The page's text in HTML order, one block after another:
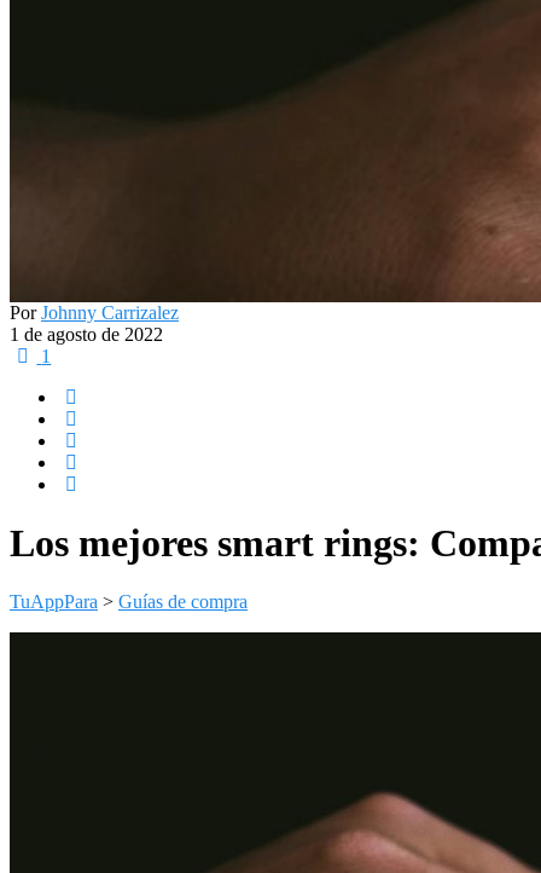
PorJohnny Carrizalez
1 de agosto de 2022
1
Los mejores smart rings:
TuAppPara > Guías de compra